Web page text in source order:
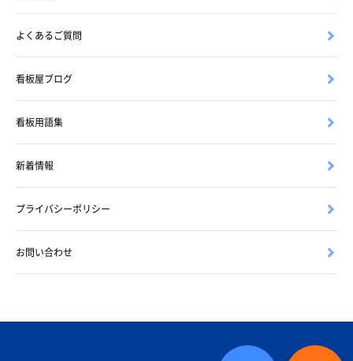
よくあるご質問
看板屋ブログ
看板用語集
新着情報
プライバシーポリシー
お問い合わせ